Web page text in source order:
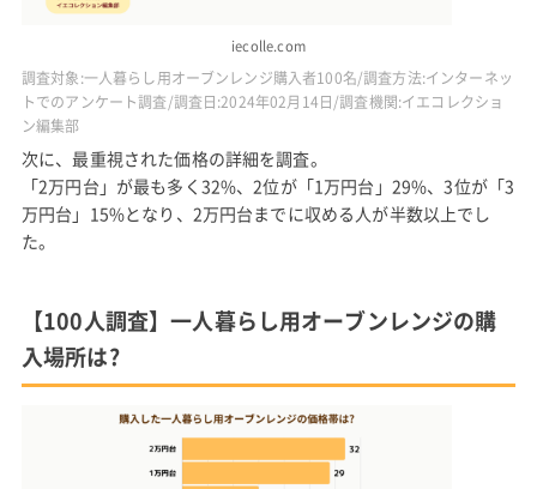
iecolle.com
調査対象:一人暮らし用オーブンレンジ購入者100名/調査方法:インターネッ
トでのアンケート調査/調査日:2024年02月14日/調査機関:イエコレクショ
ン編集部
次に、最重視された価格の詳細を調査。
「2万円台」が最も多く32%、2位が「1万円台」29%、3位が「3
万円台」15%となり、2万円台までに収める人が半数以上でし
た。
【100人調査】一人暮らし用オーブンレンジの購
入場所は?